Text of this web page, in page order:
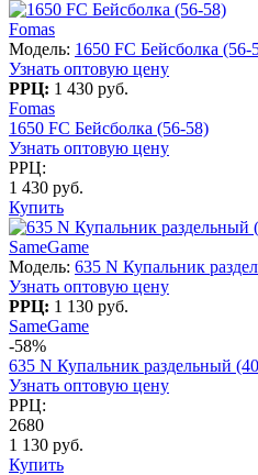
Fomas
Модель: 1650 FC Бейсболка (56-
Узнать оптовую цену
РРЦ: 1 430 руб.
Fomas
1650 FC Бейсболка (56-58)
Узнать оптовую цену
РРЦ:
1 430 руб.
Купить
SameGame
Модель: 635 N Купальник
Узнать оптовую цену
РРЦ: 1 130 руб.
SameGame
-58%
635 N Купальник раздельный
Узнать оптовую цену
РРЦ:
2680
1 130 руб.
Купить